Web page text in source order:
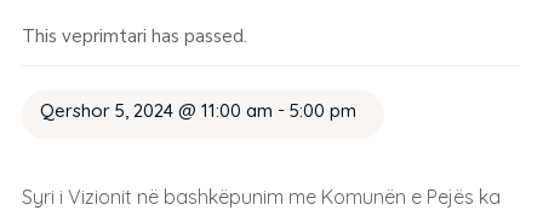
This veprimtari has passed.
Qershor 5, 2024 @ 11:00 am -5:00 pm
Syri i Vizionit në bashkëpunim me Komunën e Pejës ka